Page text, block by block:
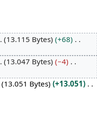
13.115 Bytes
+68
13.047 Bytes
−4
13.051 Bytes
+13.051